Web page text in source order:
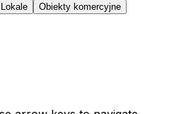
Lokale Obiekty komercyjne